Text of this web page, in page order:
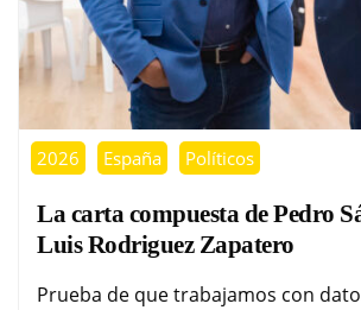
2026 España Políticos
La carta compuesta de Pedro
Luis Rodriguez Zapatero
Prueba de que trabajamos con